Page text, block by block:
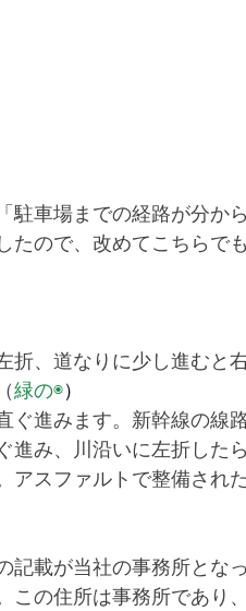
車場までの経路が分から
たので、改めてこちらで
折、道なりに少し進むと
緑の◉）
ぐ進みます。新幹線の線
進み、川沿いに左折した
アスファルトで整備され
記載が当社の事務所とな
この住所は事務所であり